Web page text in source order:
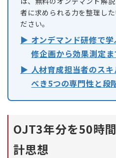
者に求められる力を整理し
ださい。
▶ オンデマンド研修で
修企画から効果測定ま
▶ 人材育成担当者のスキ
べき5つの専門性と段
OJT3年分を50時
計思想